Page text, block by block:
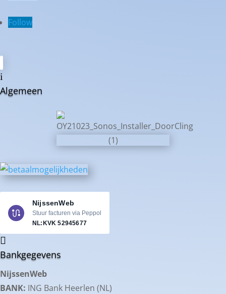
Follow
i
Algemeen
NijssenWeb
Stuur facturen via Peppol
NL:KVK 52945677

Bankgegevens
NijssenWeb
BANK: ING Bank Heerlen (NL)